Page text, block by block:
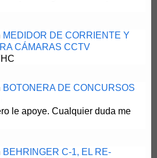
MEDIDOR DE CORRIENTE Y
CÁMARAS CCTV
BOTONERA DE CONCURSOS
le apoye. Cualquier duda me
BEHRINGER C-1, EL RE-